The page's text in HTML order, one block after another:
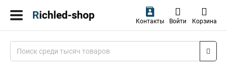
Контакты Войти Корзина